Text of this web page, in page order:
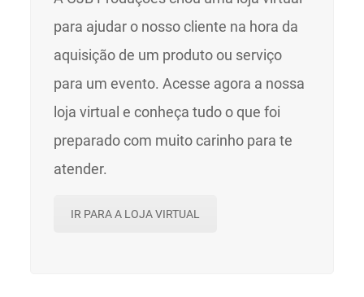
para ajudar o nosso cliente na hora da
aquisição de um produto ou serviço
para um evento. Acesse agora a nossa
loja virtual e conheça tudo o que foi
preparado com muito carinho para te
atender.
IR PARA A LOJA VIRTUAL